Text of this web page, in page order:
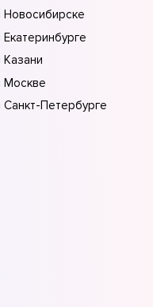
Новосибирске
Казани
Москве
Санкт-Петербурге